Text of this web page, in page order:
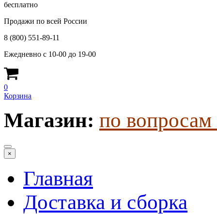
бесплатно
Продажи по всей России
8 (800) 551-89-11
Ежедневно с 10-00 до 19-00
0
Корзина
Магазин: по
×
Главная
Доставка и сборка